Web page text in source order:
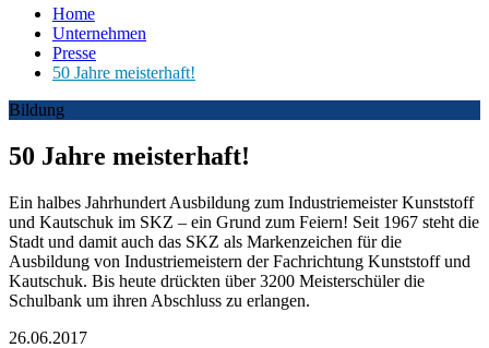
Home
Unternehmen
Presse
50 Jahre meisterhaft!
Bildung
50 Jahre meisterhaft!
Ein halbes Jahrhundert Ausbildung zum Industriemeister Kunststoff
und Kautschuk im SKZ – ein Grund zum Feiern! Seit 1967 steht die
Stadt und damit auch das SKZ als Markenzeichen für die
Ausbildung von Industriemeistern der Fachrichtung Kunststoff und
Kautschuk. Bis heute drückten über 3200 Meisterschüler die
Schulbank um ihren Abschluss zu erlangen.
26.06.2017